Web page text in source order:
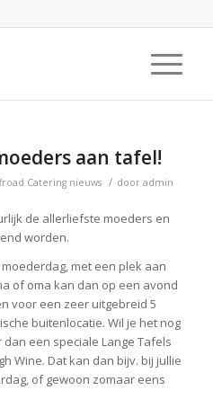
aan tafel!
Catering nieuws / door admin
de allerliefste moeders en
worden.
met een plek aan
of oma kan dan op een avond
voor een zeer uitgebreid 5
buitenlocatie. Wil je het nog
een speciale Lange Tafels
Wine. Dat kan dan bijv. bij jullie
of gewoon zomaar eens